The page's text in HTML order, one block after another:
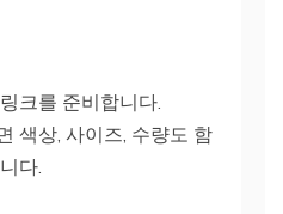
크를 준비합니다.
색상, 사이즈, 수량도 함
다.